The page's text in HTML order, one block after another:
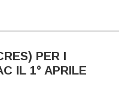
PER I
IL 1° APRILE